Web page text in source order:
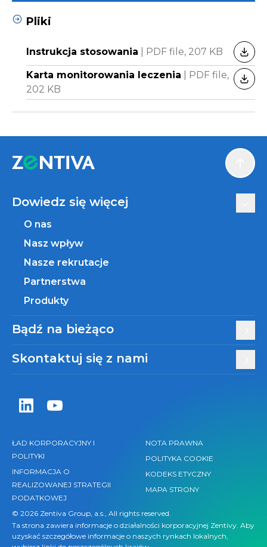
Pliki
Instrukcja stosowania PDF file, 207 KB
Karta monitorowania leczenia
PDF file,
202 KB
Zentiva LinkedIn
Zentiva YouTube
Dowiedz się więcej
O nas
Nasz wpływ
Nasze rekrutacje
Partnerstwa
Produkty
Bądź na bieżąco
Skontaktuj się z nami
ŁAD KORPORACYJNY I
POLITYKI
INFORMACJA O
REALIZOWANEJ STRATEGII
PODATKOWEJ
NOTA PRAWNA
POLITYKA COOKIE
KODEKS ETYCZNY
MAPA STRONY
© 2026 Zentiva Group, a.s., All rights reserved.
Ta strona zawiera informacje o działalności korporacyjnej Zentivy. Aby
uzyskać szczegółowe informacje o naszych rynkach lokalnych,